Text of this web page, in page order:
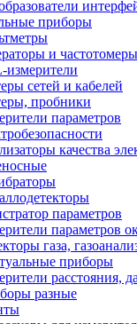
приборы
и частотомеры
измерители
сетей и кабелей
пробники
параметров
качества
параметров
параметров
газа,
приборы
расстояния,
разные